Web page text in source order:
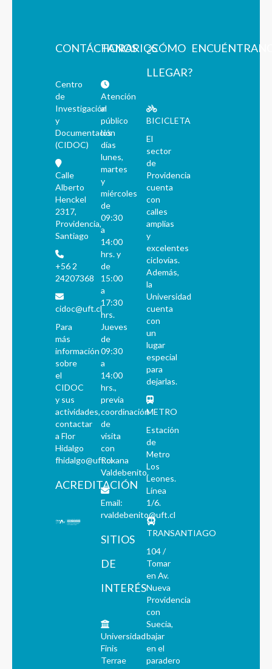
CONTÁCTANOS
Centro
de
Investigación
y
Documentación
(CIDOC)
Calle
Alberto
Henckel
2317,
Providencia,
Santiago
+56 2
24207368
cidoc@uft.cl
Para
más
información
sobre
el
CIDOC
y sus
actividades,
contactar
a Flor
Hidalgo
fhidalgo@uft.cl
ACREDITACIÓN
HORARIOS
Atención
al
público
los
días
lunes,
martes
y
miércoles
de
09:30
a
14:00
hrs. y
de
15:00
a
17:30
hrs.
Jueves
de
09:30
a
14:00
hrs.,
previa
coordinación
de
visita
con
Roxana
Valdebenito.
Email:
rvaldebenito@uft.cl
SITIOS
DE
INTERÉS
Universidad
Finis
Terrae
¿CÓMO
LLEGAR?
BICICLETA
El
sector
de
Providencia
cuenta
con
calles
amplias
y
excelentes
ciclovías.
Además,
la
Universidad
cuenta
con
un
lugar
especial
para
dejarlas.
METRO
Estación
de
Metro
Los
Leones.
Línea
1/6.
TRANSANTIAGO
104 /
Tomar
en Av.
Nueva
Providencia
con
Suecia,
bajar
en el
paradero